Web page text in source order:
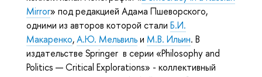
Mirror» под редакцией Адама Пшеворского,
одними из авторов которой стали Б.И.
Макаренко,А.Ю. Мельвильи М.В. Ильин. В
издательстве Springer в серии «Philosophy and
Politics — Critical Explorations» - коллективный